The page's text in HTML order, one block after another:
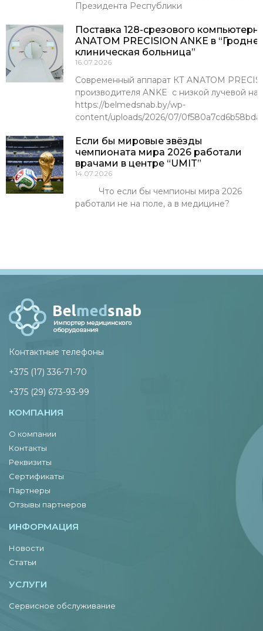
Президента Республики
Поставка 128-срезового
ANATOM PRECISION ANKE в
клиническая больница”
16.07.2026
Современный аппарат КТ ANATOM
производителя ANKE с низкой лучевой
https://belmedsnab.by/wp-
content/uploads/2026/07/
Если бы мировые звёзды
чемпионата мира 2026 работали
врачами в центре “UMIT”
14.07.2026
Что если бы чемпионы мира 2026
работали не на поле, а в медицине?
Контактные телефоны
+375 (17) 336-71-70
+375 (29) 673-93-99
КОМПАНИЯ
О компании
Контакты
Реквизиты
Сертификаты
Партнеры
Отзывы партнеров
ИНФОРМАЦИЯ
Новости
Статьи
УСЛУГИ
Сервисное обслуживание